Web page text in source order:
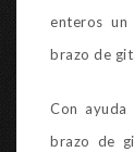
enteros un
brazo de
Con
brazo de